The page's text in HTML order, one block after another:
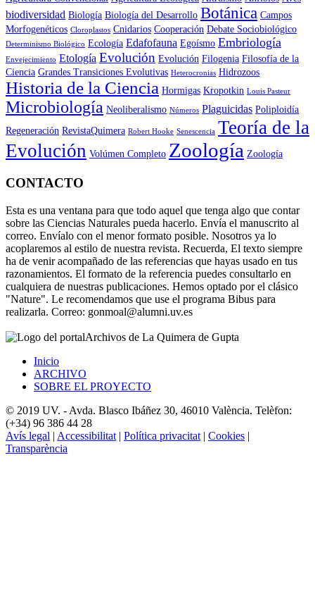
biodiversidad Biología Biología del Desarrollo Botánica Campos
Morfogenéticos Cloroplastos Cnidarios Cooperación Debate Sociobiológico
Determinismo Biológico Ecología Edafofauna Egoísmo Embriología
Envejecimiento Etología Evolución Evolución Filogenia Filosofía de la
Ciencia Grandes Transiciones Evolutivas Heterocronias Hidrozoos
Historia de la Ciencia Hormigas Kropotkin Louis Pasteur
Microbiología Neoliberalismo Números Plaguicidas Poliploidía
Regeneración RevistaQuimera Robert Hooke Senescencia Teoría de la
Evolución Volúmen Completo Zoología Zoología
CONTACTO
Esta es una ventana para que todo aquel que tenga algo que contar
sobre las Ciencias Naturales pueda hacerlo. Envía el manuscrito al
correo. Envíalo con el menor formato posible. Nosotros ya lo
acoplaremos al estilo de nuestra revista. Recuerda, El texto siempre
ha de venir acompañado de las referencias que hayas usado en tus
razonamientos. El formato de la referencia puedes consultarlo en
cualquiera de nuestras publicaciones. Hemos optado por el clásico
"Nature". Le recomendamos que use el programa Bibus para
realizarla. Correo: gonmoal@alumni.uv.es
Archivos de La Quimera de Gupta
Inicio
ARCHIVO
SOBRE EL PROYECTO
© 2019 UV. - Avda. Blasco Ibáñez 30, 46010 València. Telèfon:
(+34) 96 386 44 28
Avís legal | Accessibilitat | Política privacitat | Cookies |
Transparència